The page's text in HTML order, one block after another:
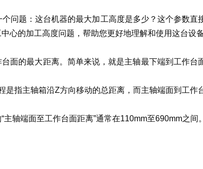
问题：这台机器的最大加工高度是多少？这个参数
心的加工高度问题，帮助您更好地理解和使用这台设
面的最大距离。简单来说，就是主轴最下端到工作
指主轴箱沿Z方向移动的总距离，而主轴端面到工
轴端面至工作台面距离”通常在110mm至690mm之间